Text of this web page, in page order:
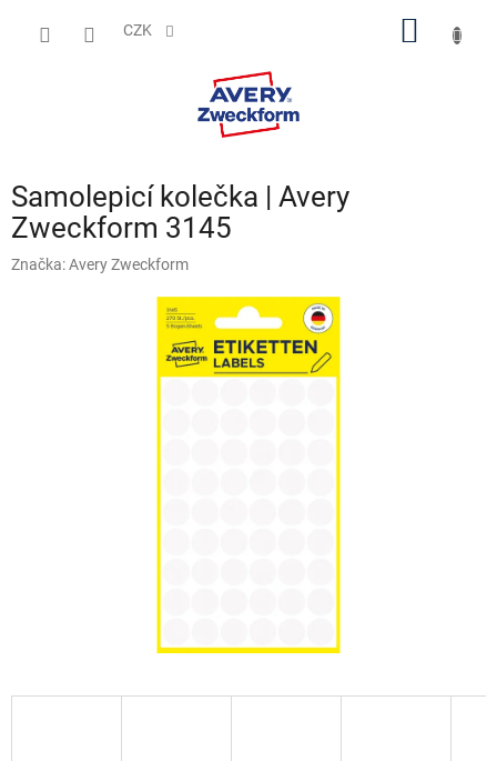
CZK
Samolepicí kolečka | Avery
Zweckform 3145
Značka:Avery Zweckform